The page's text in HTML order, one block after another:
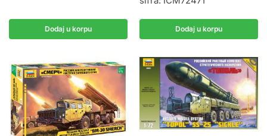
Dodaj u korpu Dodaj u korpu